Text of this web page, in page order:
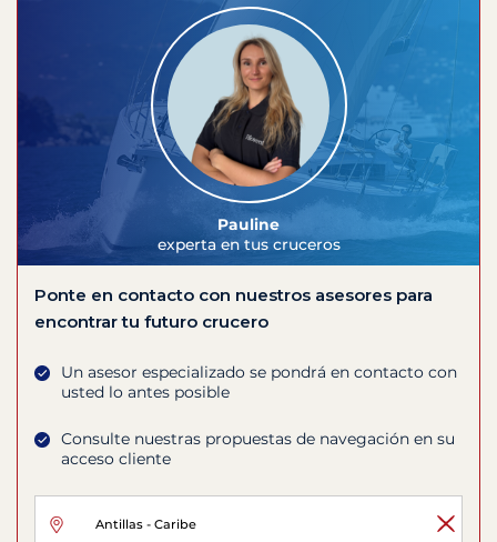
Pauline
experta en tus cruceros
Ponte en contacto con nuestros asesores para
encontrar tu futuro crucero
Un asesor especializado se pondrá en contacto con
usted lo antes posible
Consulte nuestras propuestas de navegación en su
acceso cliente